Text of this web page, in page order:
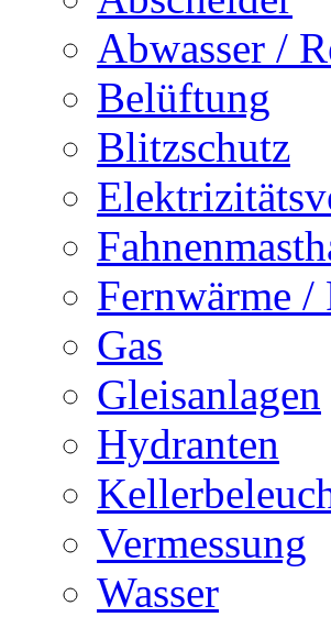
Abwasser /
Belüftung
Blitzschutz
Fernwärme /
Gas
Gleisanlagen
Hydranten
Vermessung
Wasser